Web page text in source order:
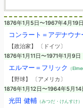
1876年1月5日〜1967年4月19日
コンラート＝アデナウナ
【政治家】 〔ドイツ〕
1876年1月11日〜1971年1月9日
エルマー＝フリック （
【野球】 〔アメリカ〕
1876年1月12日〜1964年5月14
光田 健輔 （みつだ・けんすけ）